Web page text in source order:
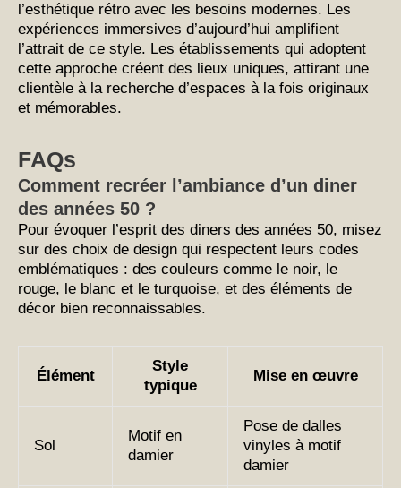
l’esthétique rétro avec les besoins modernes. Les
expériences immersives d’aujourd’hui amplifient
l’attrait de ce style. Les établissements qui adoptent
cette approche créent des lieux uniques, attirant une
clientèle à la recherche d’espaces à la fois originaux
et mémorables.
FAQs
Comment recréer l’ambiance d’un diner
des années 50 ?
Pour évoquer l’esprit des diners des années 50, misez
sur des choix de design qui respectent leurs codes
emblématiques : des couleurs comme le noir, le
rouge, le blanc et le turquoise, et des éléments de
décor bien reconnaissables.
Élément
Style
typique
Mise en œuvre
Sol
Motif en
damier
Pose de dalles
vinyles à motif
damier